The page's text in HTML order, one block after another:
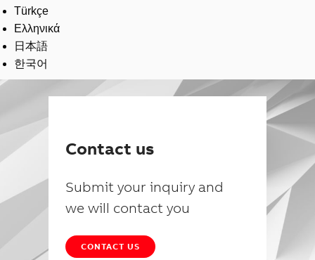
Türkçe
Ελληνικά
日本語
한국어
Contact us
Submit your inquiry and
we will contact you
CONTACT US